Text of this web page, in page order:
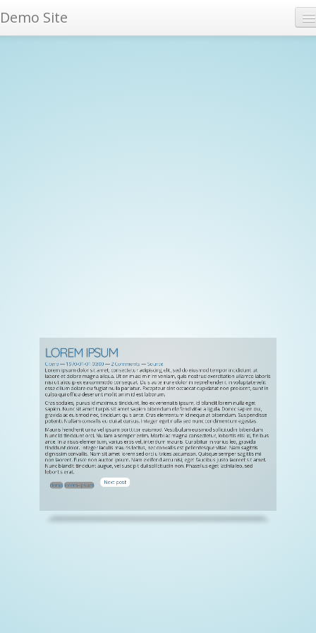
Demo Site
LOREM IPSUM
Cicero 1970-01-01 00:00 2 Comments
Source
Lorem ipsum dolor sit amet, consectetur adipiscing elit, sed do eiusmod tempor incididunt ut
labore et dolore magna aliqua. Ut enim ad minim veniam, quis nostrud exercitation ullamco laboris
nisi ut aliquip ex ea commodo consequat. Duis aute irure dolor in reprehenderit in voluptate velit
esse cillum dolore eu fugiat nulla pariatur. Excepteur sint occaecat cupidatat non proident, sunt in
culpa qui officia deserunt mollit anim id est laborum.
Cras sodales, purus id maximus tincidunt, leo ex venenatis ipsum, id blandit lorem nulla eget
sapien. Nunc sit amet turpis sit amet sapien bibendum eleifend vitae a ligula. Donec sapien dui,
gravida ac euismod nec, tincidunt quis ante. Cras elementum id neque at bibendum. Suspendisse
potenti. Nullam convallis eu dui at cursus. Integer eget nulla sed nunc condimentum egestas.
Mauris hendrerit urna vel ipsum porttitor euismod. Vestibulum euismod sollicitudin bibendum.
Nunc id tincidunt orci. Nullam a semper enim. Morbi ac magna consectetur, lobortis nisi id, finibus
ante. In a risus elementum, varius eros vel, interdum mauris. Curabitur in varius leo, gravida
tincidunt dolor. Integer iaculis mauris lectus, nec convallis est pellentesque vitae. Nam sagittis
dignissim convallis. Nam sit amet lorem sed orci ultrices accumsan. Quisque semper sagittis mi
non laoreet. Fusce non auctor ipsum. Nam eleifend arcu nisi, eget faucibus justo laoreet sit amet.
Nunc blandit tincidunt augue, vel suscipit dui sollicitudin non. Phasellus eget lacinia leo, sed
lobortis erat.
demolorem-ipsum Next post